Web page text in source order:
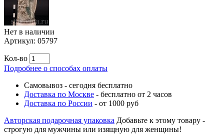
Нет в наличии
Артикул: 05797
Кол-во
Подробнее о способах оплаты
Самовывоз - сегодня бесплатно
Доставка по Москве - бесплатно от 2 часов
Доставка по России - от 1000 руб
Авторская подарочная упаковка Добавьте к этому товару -
строгую для мужчины или изящную для женщины!